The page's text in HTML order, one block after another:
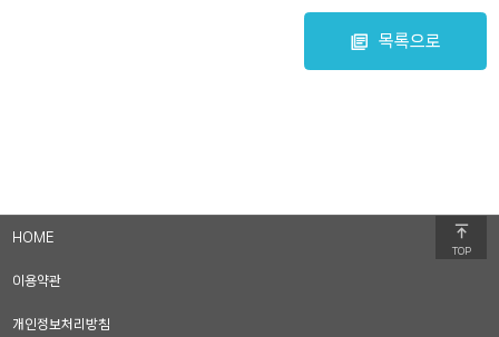
목록으로
HOME
이용약관
개인정보처리방침
TOP